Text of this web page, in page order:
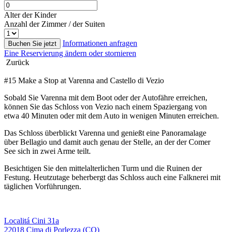
Alter der Kinder
Anzahl der Zimmer / der Suiten
Buchen Sie jetzt
Informationen anfragen
Eine Reservierung ändern oder stornieren
Zurück
#15 Make a Stop at Varenna and Castello di Vezio
Sobald Sie Varenna mit dem Boot oder der Autofähre erreichen,
können Sie das Schloss von Vezio nach einem Spaziergang von
etwa 40 Minuten oder mit dem Auto in wenigen Minuten erreichen.
Das Schloss überblickt Varenna und genießt eine Panoramalage
über Bellagio und damit auch genau der Stelle, an der der Comer
See sich in zwei Arme teilt.
Besichtigen Sie den mittelalterlichen Turm und die Ruinen der
Festung. Heutzutage beherbergt das Schloss auch eine Falknerei mit
täglichen Vorführungen.
Localitá Cini 31a
22018 Cima di Porlezza (CO)